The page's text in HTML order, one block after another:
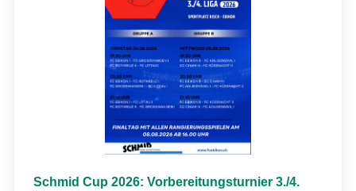
Schmid Cup 2026: Vorbereitungsturnier 3./4.